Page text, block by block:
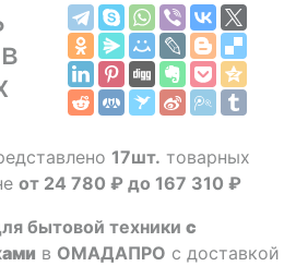
17шт. товарных
от 24 780 ₽ до 167 310 ₽
бытовой техники с
в ОМАДАПРО с доставкой